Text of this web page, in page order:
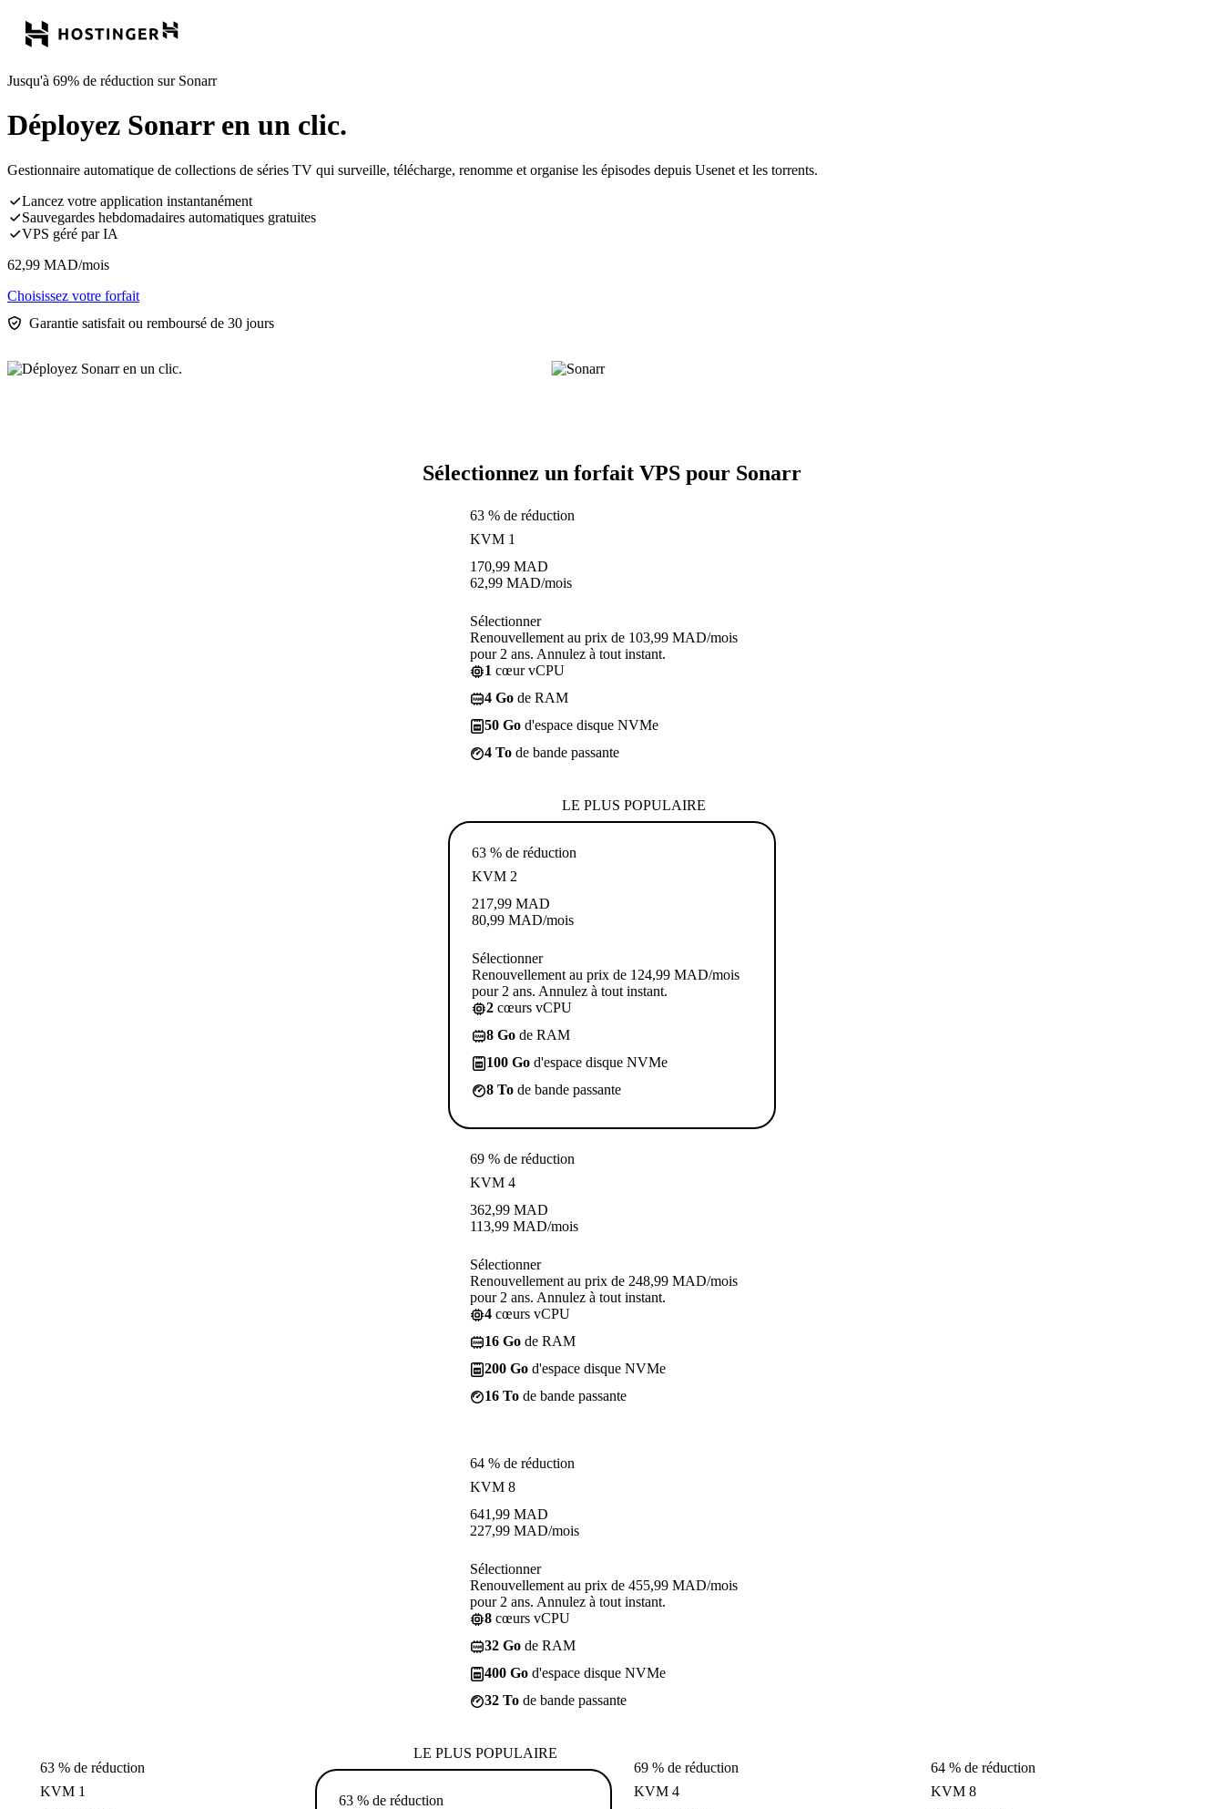
Jusqu'à 69% de réduction sur Sonarr
Déployez Sonarr en un clic.
Gestionnaire automatique de collections de séries TV qui surveille, télécharge, renomme et organise les épisodes depuis Usenet et les torrents.
Lancez votre application instantanément
Sauvegardes hebdomadaires automatiques gratuites
VPS géré par IA
62,99 MAD/mois
Choisissez votre forfait
Garantie satisfait ou remboursé de 30 jours
Sélectionnez un forfait VPS pour Sonarr
63 % de réduction
KVM 1
170,99 MAD
62,99 MAD/mois
Sélectionner
Renouvellement au prix de 103,99 MAD/mois
pour 2 ans. Annulez à tout instant.
1 cœur vCPU
4 Go de RAM
50 Go d'espace disque NVMe
4 To de bande passante
LE PLUS POPULAIRE
63 % de réduction
KVM 2
217,99 MAD
80,99 MAD/mois
Sélectionner
Renouvellement au prix de 124,99 MAD/mois
pour 2 ans. Annulez à tout instant.
2 cœurs vCPU
8 Go de RAM
100 Go d'espace disque NVMe
8 To de bande passante
69 % de réduction
KVM 4
362,99 MAD
113,99 MAD/mois
Sélectionner
Renouvellement au prix de 248,99 MAD/mois
pour 2 ans. Annulez à tout instant.
4 cœurs vCPU
16 Go de RAM
200 Go d'espace disque NVMe
16 To de bande passante
64 % de réduction
KVM 8
641,99 MAD
227,99 MAD/mois
Sélectionner
Renouvellement au prix de 455,99 MAD/mois
pour 2 ans. Annulez à tout instant.
8 cœurs vCPU
32 Go de RAM
400 Go d'espace disque NVMe
32 To de bande passante
63 % de réduction
KVM 1
LE PLUS POPULAIRE
63 % de réduction
69 % de réduction
KVM 4
64 % de réduction
KVM 8